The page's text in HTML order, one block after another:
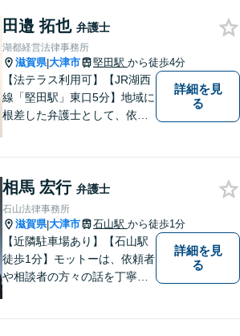
ください。
田邉 拓也 弁護士
湖都経営法律事務所
滋賀県|大津市 堅田駅 から徒歩4分
【法テラス利用可】【JR湖西
線「堅田駅」東口5分】地域に
根差した弁護士として、依頼
ます。弁護士に依頼するのは
敷居が高いとお考えの方も、
まずは一度ご相談ください。
詳細を見
る
相馬 宏行 弁護士
石山法律事務所
滋賀県|大津市 石山駅 から徒歩1分
【近隣駐車場あり】【石山駅
徒歩1分】モットーは、依頼者
や相談者の方々の話を丁寧に
詳細を見
る